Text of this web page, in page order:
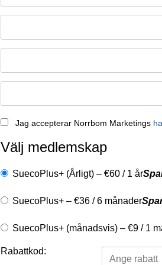
Jag accepterar Norrbom Marketings
Välj medlemskap
SuecoPlus+ (Årligt) – €60 / 1 år
SuecoPlus+ – €36 /6 månader
SuecoPlus+ (månadsvis) – €9 / 1
Rabattkod: